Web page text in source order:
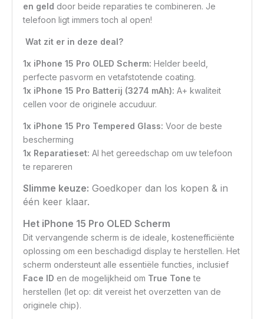
en geld door beide reparaties te combineren. Je
telefoon ligt immers toch al open!
Wat zit er in deze deal?
1x iPhone 15 Pro OLED Scherm: Helder beeld,
perfecte pasvorm en vetafstotende coating.
1x iPhone 15 Pro Batterij (3274 mAh): A+ kwaliteit
cellen voor de originele accuduur.
1x iPhone 15 Pro Tempered Glass:Voor de beste
bescherming
1x Reparatieset:Al het gereedschap om uw telefoon
te repareren
Slimme keuze: Goedkoper dan los kopen & in
één keer klaar.
Het iPhone 15 Pro OLED Scherm
Dit vervangende scherm is de ideale, kostenefficiënte
oplossing om een beschadigd display te herstellen. Het
scherm ondersteunt alle essentiële functies, inclusief
Face ID en de mogelijkheid om True Tone te
herstellen (let op: dit vereist het overzetten van de
originele chip).